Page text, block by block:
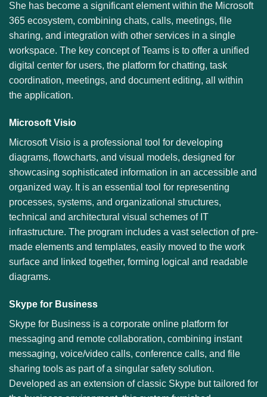
She has become a significant element within the Microsoft
365 ecosystem, combining chats, calls, meetings, file
sharing, and integration with other services in a single
workspace. The key concept of Teams is to offer a unified
digital center for users, the platform for chatting, task
coordination, meetings, and document editing, all within
the application.
Microsoft Visio
Microsoft Visio is a professional tool for developing
diagrams, flowcharts, and visual models, designed for
showcasing sophisticated information in an accessible and
organized way. It is an essential tool for representing
processes, systems, and organizational structures,
technical and architectural visual schemes of IT
infrastructure. The program includes a vast selection of pre-
made elements and templates, easily moved to the work
surface and linked together, forming logical and readable
diagrams.
Skype for Business
Skype for Business is a corporate online platform for
messaging and remote collaboration, combining instant
messaging, voice/video calls, conference calls, and file
sharing tools as part of a singular safety solution.
Developed as an extension of classic Skype but tailored for